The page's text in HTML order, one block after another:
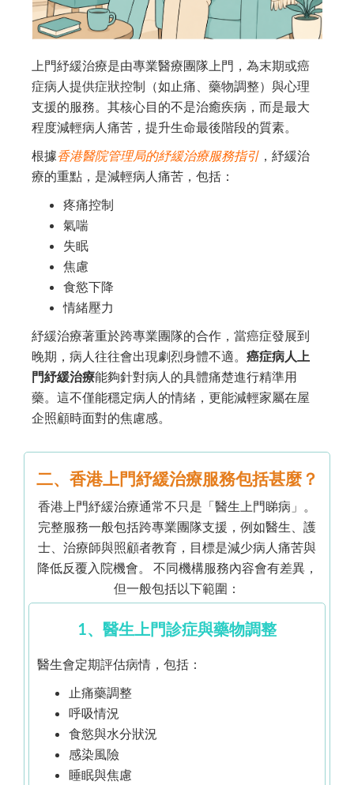
上門紓緩治療是由專業醫療團隊上門，為末期或癌
症病人提供症狀控制（如止痛、藥物調整）與心理
支援的服務。其核心目的不是治癒疾病，而是最大
程度減輕病人痛苦，提升生命最後階段的質素。
根據香港醫院管理局的紓緩治療服務指引 ，紓緩治
療的重點，是減輕病人痛苦，包括：
疼痛控制
氣喘
失眠
焦慮
食慾下降
情緒壓力
紓緩治療著重於跨專業團隊的合作，當癌症發展到
晚期，病人往往會出現劇烈身體不適。 癌症病人上
門紓緩治療能夠針對病人的具體痛楚進行精準用
藥。這不僅能穩定病人的情緒，更能減輕家屬在屋
企照顧時面對的焦慮感。
二、香港上門紓緩治療服務包括甚麼？
香港上門紓緩治療通常不只是「醫生上門睇病」。
完整服務一般包括跨專業團隊支援，例如醫生、護
士、治療師與照顧者教育，目標是減少病人痛苦與
降低反覆入院機會。 不同機構服務內容會有差異，
但一般包括以下範圍：
1、醫生上門診症與藥物調整
醫生會定期評估病情，包括：
止痛藥調整
呼吸情況
食慾與水分狀況
感染風險
睡眠與焦慮